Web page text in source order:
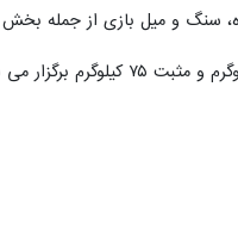
سنگ و میل بازی از جمله